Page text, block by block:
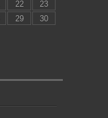
22
23
29
30